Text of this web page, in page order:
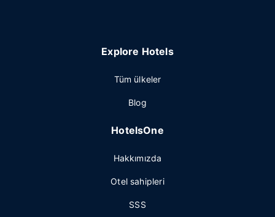
Explore Hotels
Tüm ülkeler
Blog
HotelsOne
Hakkımızda
Otel sahipleri
SSS